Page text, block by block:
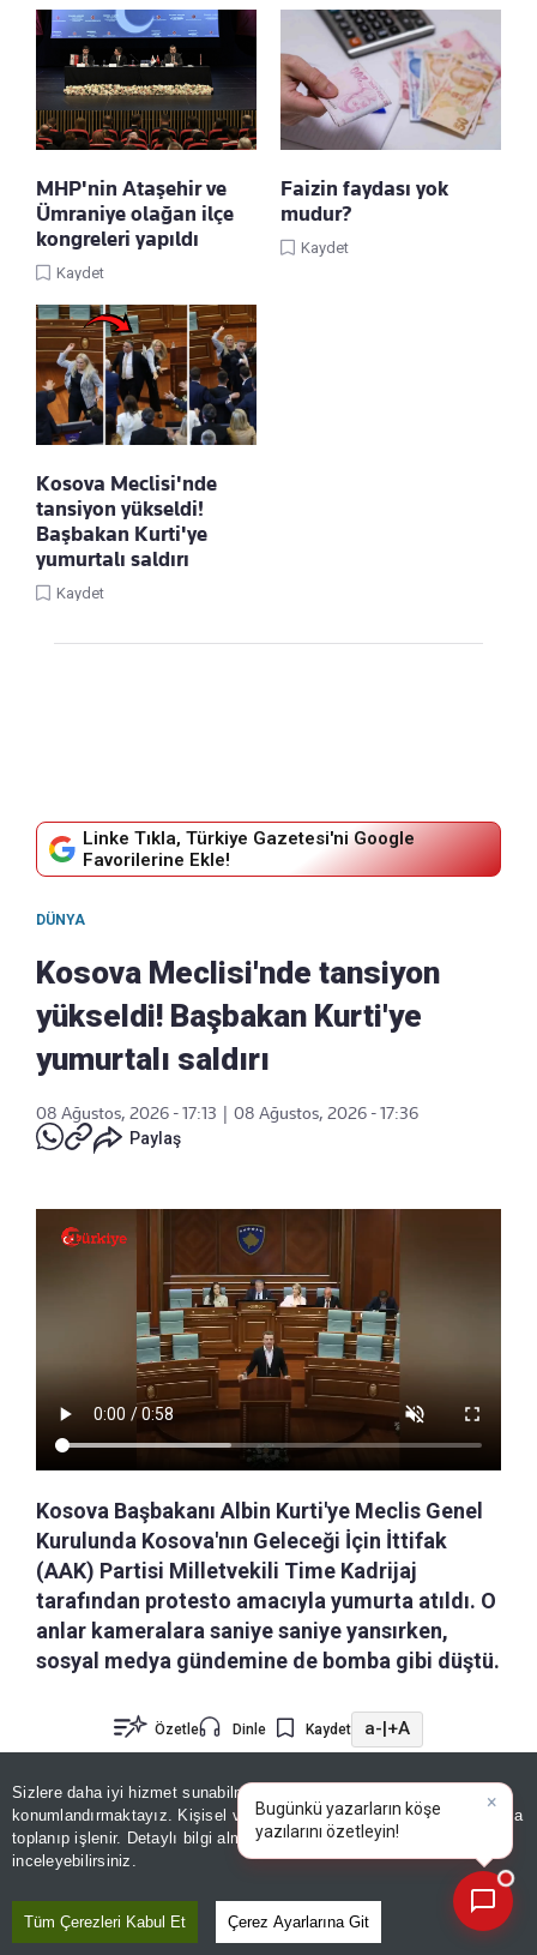
Sizlere daha iyi hizmet sunabilmek adına sitemizde
konumlandırmaktayız. Kişisel verileriniz, KVKK ve GDPR kapsamında
toplanıp işlenir. Detaylı bilgi almak içinAydınlatma Metnimizi
inceleyebilirsiniz.
Tüm Çerezleri Kabul Et Çerez Ayarlarına Git
MHP'nin Ataşehir ve
Ümraniye olağan ilçe
kongreleri yapıldı
Kaydet
Faizin faydası yok
mudur?
Kaydet
Kosova Meclisi'nde
tansiyon yükseldi!
Başbakan Kurti'ye
yumurtalı saldırı
Kaydet
Linke Tıkla, Türkiye Gazetesi'ni Google
Favorilerine Ekle!
DÜNYA
Kosova Meclisi'nde tansiyon
yükseldi! Başbakan Kurti'ye
yumurtalı saldırı
08 Ağustos, 2026 - 17:13
08 Ağustos, 2026 - 17:36
Paylaş
Kosova Başbakanı Albin Kurti'ye Meclis Genel
Kurulunda Kosova'nın Geleceği İçin İttifak
(AAK) Partisi Milletvekili Time Kadrijaj
tarafından protesto amacıyla yumurta atıldı. O
anlar kameralara saniye saniye yansırken,
sosyal medya gündemine de bomba gibi düştü.
Özetle Dinle Kaydet a-|+A
7 Haziran'daki erken genel seçimlerin
sonuçlarının kesinleşmesinin ardından Kosova
Meclisinin yeni başkanı ile yardımcılarını seçmek
üzere genel kurul toplandı. Seçimden birinci
çıkan Kendin Karar Al Hareketi'nin
×
Bugünkü yazarların köşe
yazıların|